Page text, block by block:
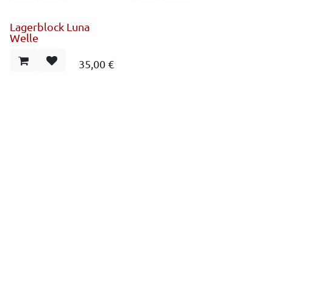
Lagerblock Luna
Welle
35,00€